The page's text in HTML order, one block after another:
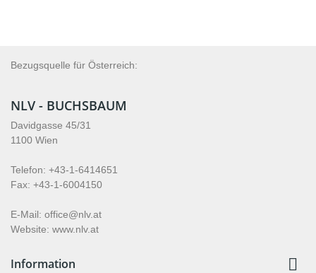
Bezugsquelle für Österreich:
NLV - BUCHSBAUM
Davidgasse 45/31
1100 Wien
Telefon: +43-1-6414651
Fax: +43-1-6004150
E-Mail: office@nlv.at
Website: www.nlv.at
Information 